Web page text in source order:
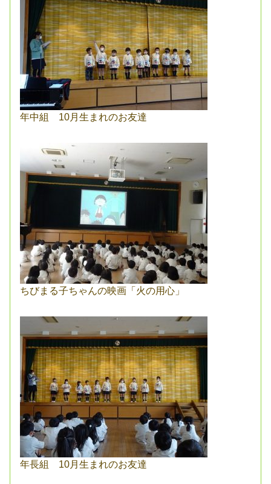
年中組 10月生まれのお友達
ちびまる子ちゃんの映画「火の用心」
年長組 10月生まれのお友達